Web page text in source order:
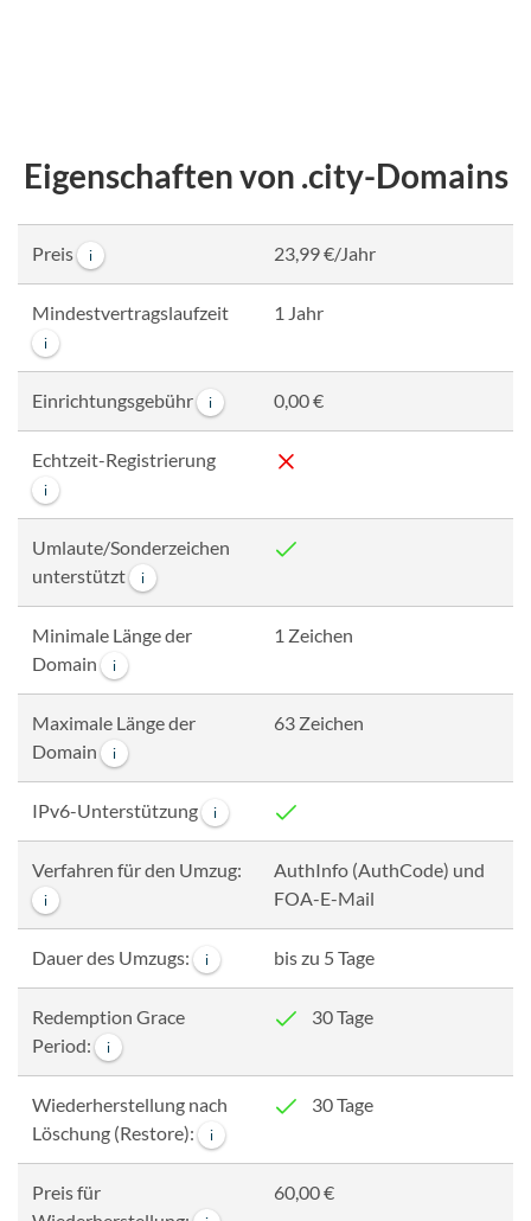
Eigenschaften von .city-Domains
Preis i 23,99 €/Jahr
Mindestvertragslaufzeit
i
1 Jahr
Einrichtungsgebühr i 0,00 €
Echtzeit-Registrierung
i
Umlaute/Sonderzeichen
unterstützt
i
Minimale Länge der
Domain
i
1 Zeichen
Maximale Länge der
Domain
i
63 Zeichen
IPv6-Unterstützung i
Verfahren für den Umzug:
i
AuthInfo (AuthCode) und
FOA-E-Mail
Dauer des Umzugs: i bis zu 5 Tage
Redemption Grace
Period:
i
30 Tage
Wiederherstellung nach
Löschung (Restore):
i
30 Tage
Preis für
60,00 €